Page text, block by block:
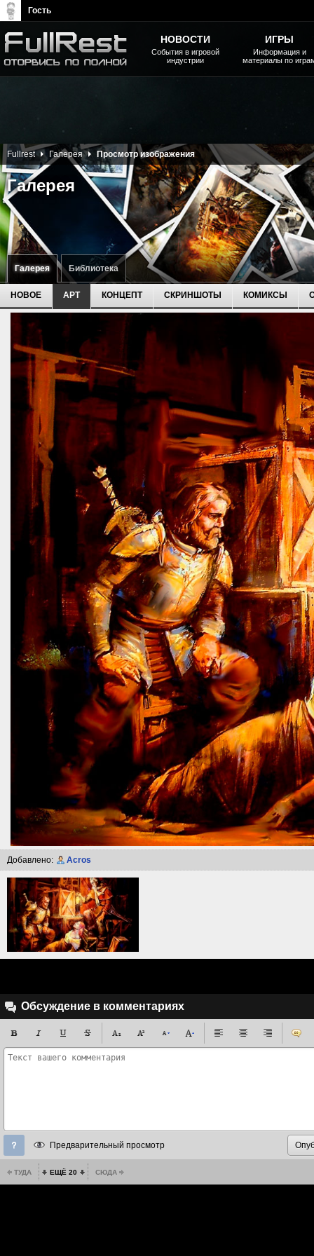
Галерея Библиотека
Галерея
Fullrest Галерея Просмотр изображения
НОВОЕ АРТ КОНЦЕПТ СКРИНШОТЫ КОМИКСЫ
Добавлено: Acros
Обсуждение в комментариях
Предварительный просмотр
ТУДА ЕЩЁ 20 СЮДА
НОВОСТИ
События в игровой
индустрии
ИГРЫ
Информация и
материалы по
Гость